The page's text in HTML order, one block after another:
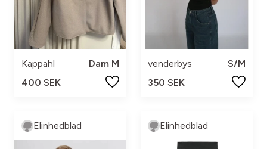
Kappahl
Dam M
400 SEK
venderbys
S/M
350 SEK
Elinhedblad Elinhedblad